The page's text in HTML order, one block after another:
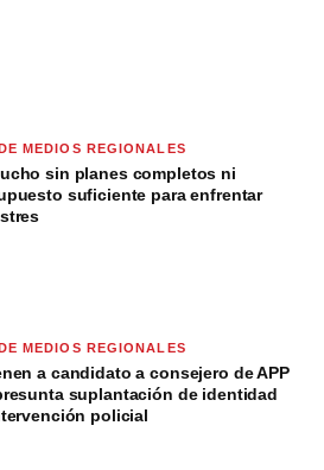
MEDIOS REGIONALES
sin planes completos ni
suficiente para enfrentar
MEDIOS REGIONALES
a candidato a consejero de APP
suplantación de identidad
policial